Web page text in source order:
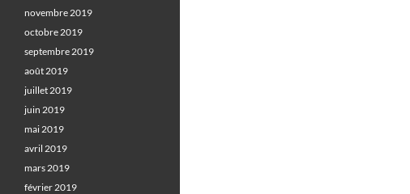
novembre 2019
octobre 2019
septembre 2019
août 2019
juillet 2019
juin 2019
mai 2019
avril 2019
mars 2019
février 2019